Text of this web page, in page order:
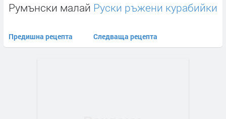
Румънски малай
Предишна рецепта
Руски ръжени курабийки
Следваща рецепта